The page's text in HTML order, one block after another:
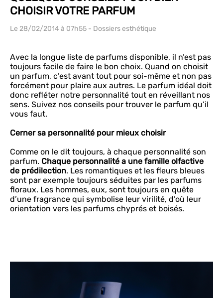
CHOISIR VOTRE PARFUM
Le 28/02/2014 à 07h55 - Dossiers esthétique
Avec la longue liste de parfums disponible, il n’est pas
toujours facile de faire le bon choix. Quand on choisit
un parfum, c’est avant tout pour soi-même et non pas
forcément pour plaire aux autres. Le parfum idéal doit
donc refléter notre personnalité tout en réveillant nos
sens. Suivez nos conseils pour trouver le parfum qu’il
vous faut.
Cerner sa personnalité pour mieux choisir
Comme on le dit toujours, à chaque personnalité son
parfum. Chaque personnalité a une famille olfactive
de prédilection. Les romantiques et les fleurs bleues
sont par exemple toujours séduites par les parfums
floraux. Les hommes, eux, sont toujours en quête
d’une fragrance qui symbolise leur virilité, d’où leur
orientation vers les parfums chyprés et boisés.